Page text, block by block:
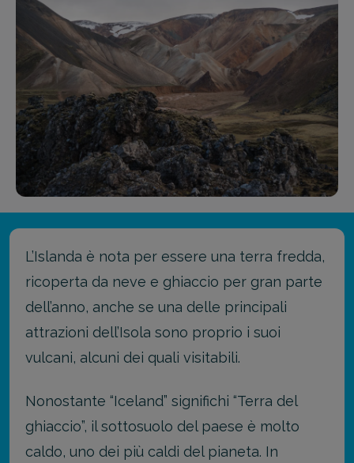
L’Islanda è nota per essere una terra fredda,
ricoperta da neve e ghiaccio per gran parte
dell’anno, anche se una delle principali
attrazioni dell’Isola sono proprio i suoi
vulcani, alcuni dei quali visitabili.
Nonostante “Iceland” significhi “Terra del
ghiaccio”, il sottosuolo del paese è molto
caldo, uno dei più caldi del pianeta. In